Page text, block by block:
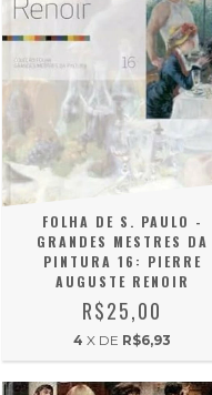
FOLHA DE S. PAULO -
GRANDES MESTRES DA
PINTURA 16: PIERRE
AUGUSTE RENOIR
R$25,00
4 X DE R$6,93